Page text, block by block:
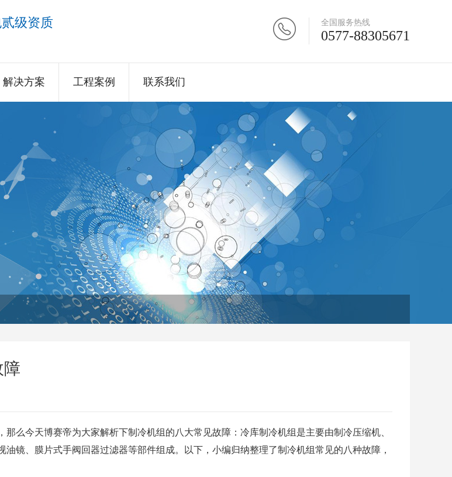
级资质 全国服务热线
0577-88305671
解决方案 工程案例 联系我们
障
么今天博赛帝为大家解析下制冷机组的八大常见故障：冷库制冷机组是主要由制冷压缩机、
镜、膜片式手阀回器过滤器等部件组成。以下，小编归纳整理了制冷机组常见的八种故障，